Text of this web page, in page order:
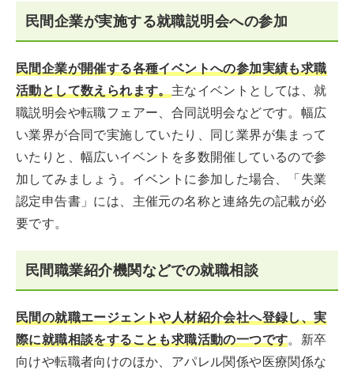
民間企業が実施する就職説明会への参加
民間企業が開催する各種イベントへの参加実績も求職
活動として数えられます。主なイベントとしては、就
職説明会や転職フェアー、合同説明会などです。幅広
い業界が合同で実施していたり、同じ業界が集まって
いたりと、幅広いイベントを多数開催しているので参
加してみましょう。イベントに参加した場合、「失業
認定申告書」には、主催元の名称と連絡先の記載が必
要です。
民間職業紹介機関などでの就職相談
民間の就職エージェントや人材紹介会社へ登録し、実
際に就職相談をすることも求職活動の一つです。新卒
向けや転職者向けのほか、アパレル関係や医療関係な